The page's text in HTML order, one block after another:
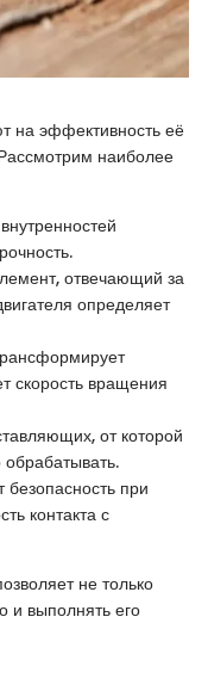
на эффективность её
наиболее
отвечающий за
определяет
скорость вращения
от которой
безопасность при
контакта с
не только
и выполнять его